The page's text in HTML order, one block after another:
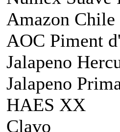
Amazon Chile
AOC Piment
Jalapeno
Jalapeno
HAES XX
Clavo